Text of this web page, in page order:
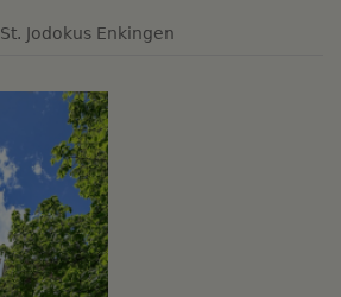
St. Jodokus Enkingen